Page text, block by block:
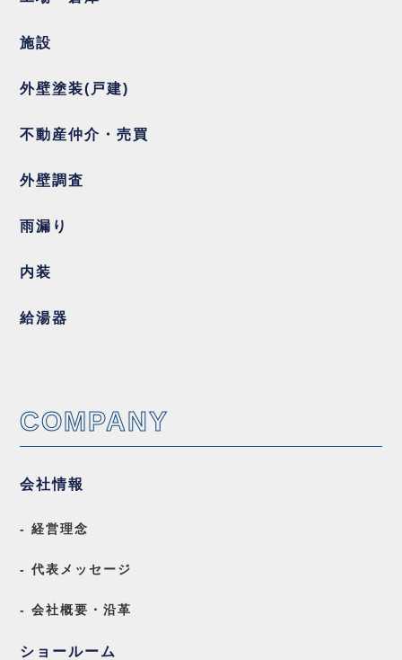
施設
外壁塗装(戸建)
不動産仲介・売買
外壁調査
雨漏り
内装
給湯器
COMPANY
会社情報
- 経営理念
- 代表メッセージ
- 会社概要・沿革
ショールーム